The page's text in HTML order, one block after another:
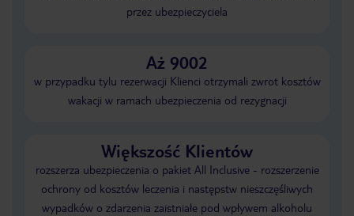
przez ubezpieczyciela
Aż 9002
w przypadku tylu rezerwacji Klienci otrzymali zwrot kosztów
wakacji w ramach ubezpieczenia od rezygnacji
Większość Klientów
rozszerza ubezpieczenia o pakiet All Inclusive - rozszerzenie
ochrony od kosztów leczenia i następstw nieszczęśliwych
wypadków o zdarzenia zaistniałe pod wpływem alkoholu